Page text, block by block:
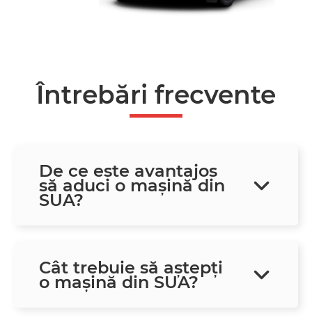
Întrebări frecvente
De ce este avantajos
să aduci o mașină din
SUA?
Cât trebuie să aștepți
o mașină din SUA?